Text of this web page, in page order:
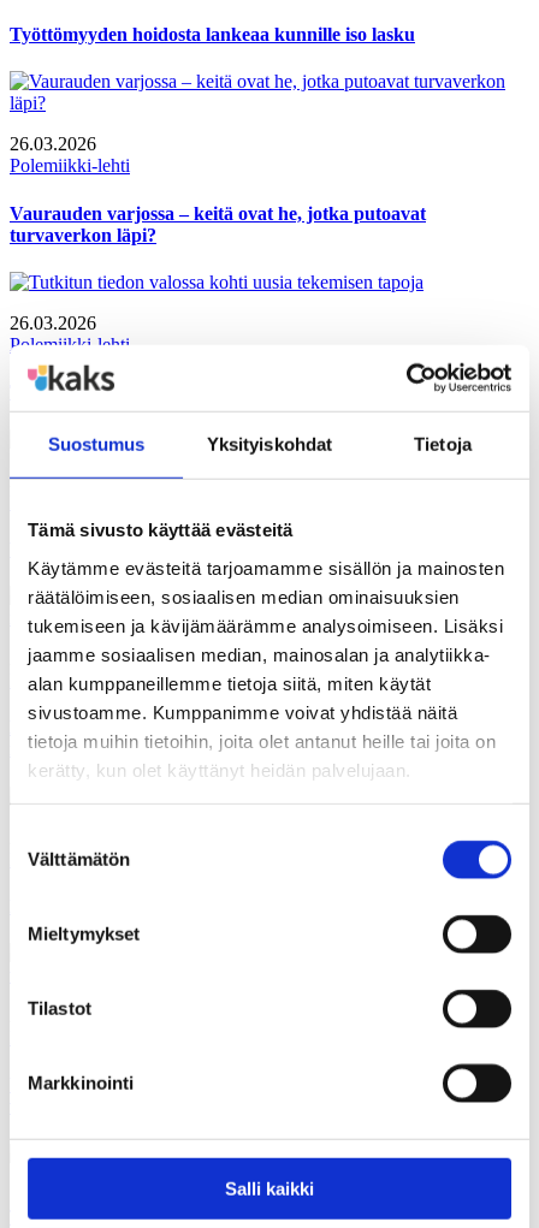
Suostumus Yksityiskohdat Tietoja
Tämä sivusto käyttää evästeitä
Käytämme evästeitä tarjoamamme sisällön ja mainosten
räätälöimiseen, sosiaalisen median ominaisuuksien
tukemiseen ja kävijämäärämme analysoimiseen. Lisäksi
jaamme sosiaalisen median, mainosalan ja analytiikka-
alan kumppaneillemme tietoja siitä, miten käytät
sivustoamme. Kumppanimme voivat yhdistää näitä
tietoja muihin tietoihin, joita olet antanut heille tai joita on
kerätty, kun olet käyttänyt heidän palvelujaan.
valinta
Välttämätön
Mieltymykset
Tilastot
Markkinointi
Salli kaikki
Työttömyyden hoidosta lankeaa kunnille iso lasku
26.03.2026
Polemiikki-lehti
Vaurauden varjossa – keitä ovat he, jotka putoavat
turvaverkon läpi?
26.03.2026
Polemiikki-lehti
Tutkitun tiedon valossa kohti uusia tekemisen tapoja
26.03.2026
26.03.2026
Polemiikki-lehti
Kunnat ja hyvinvointialueet yhdyspinnoilla – miten poistetaan
rypyt yhteistyöstä?
Polemiikki-lehti
26.03.2026
Valtionosuusuudistuksen kaatuminen syventää kuntien
Tiedotteet